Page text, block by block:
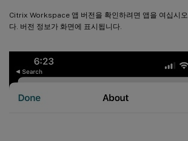
Citrix Workspace 앱 버전을 확인하려면 앱을 여십시오.
다. 버전 정보가 화면에 표시됩니다.